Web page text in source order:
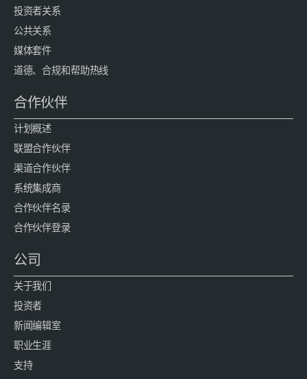
投资者关系
公共关系
媒体套件
道德、合规和帮助热线
合作伙伴
计划概述
联盟合作伙伴
渠道合作伙伴
系统集成商
合作伙伴名录
合作伙伴登录
公司
关于我们
投资者
新闻编辑室
职业生涯
支持